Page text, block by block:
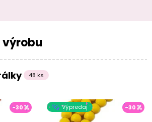
48 ks
-30 Výpredaj -30